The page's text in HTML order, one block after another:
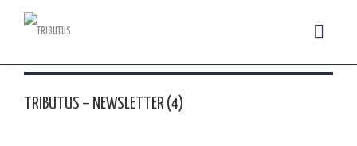
TRIBUTUS – NEWSLETTER (4)